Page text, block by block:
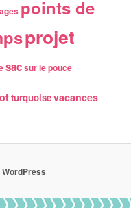
points de
projet
sacsur le pouce
turquoisevacances